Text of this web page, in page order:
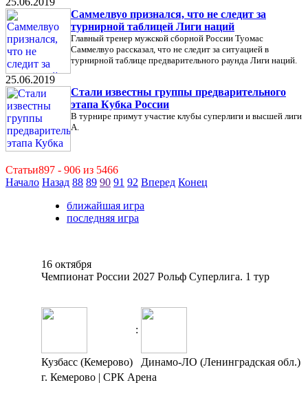
Саммелвуо признался, что не следит за
турнирной таблицей Лиги наций
Главный тренер мужской сборной России​ Туомас
Саммелвуо рассказал, что не следит за ситуацией в
турнирной таблице предварительного раунда Лиги наций.
25.06.2019
Стали известны группы предварительного
этапа Кубка России
В турнире примут участие клубы суперлиги и высшей лиги
А.
Статьи897 - 906 из 5466
Начало Назад 88 89 90 91 92 Вперед Конец
ближайшая игра
последняя игра
16 октября
Чемпионат России 2027 Рольф Суперлига. 1 тур
:
Кузбасс (Кемерово)
Динамо-ЛО (Ленинградская обл.)
г. Кемерово | СРК Арена